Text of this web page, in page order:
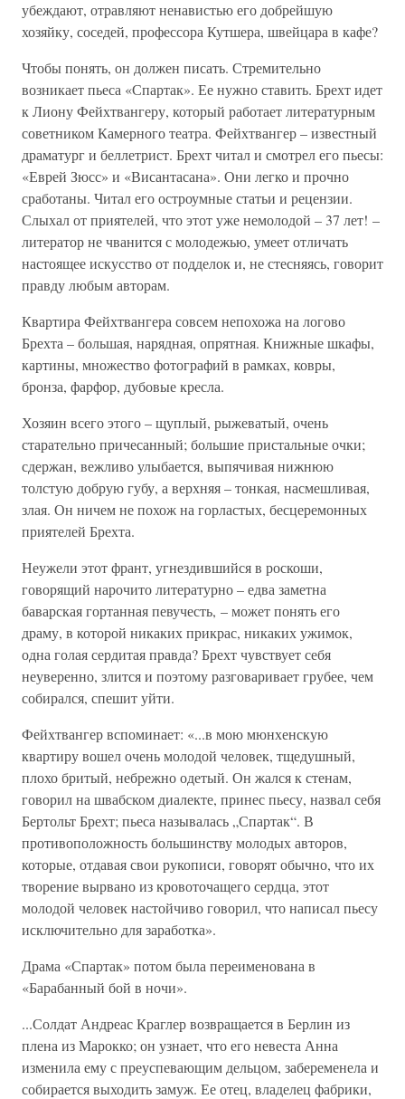
убеждают, отравляют ненавистью его добрейшую
хозяйку, соседей, профессора Кутшера, швейцара в кафе?
Чтобы понять, он должен писать. Стремительно
возникает пьеса «Спартак». Ее нужно ставить. Брехт идет
к Лиону Фейхтвангеру, который работает литературным
советником Камерного театра. Фейхтвангер – известный
драматург и беллетрист. Брехт читал и смотрел его пьесы:
«Еврей Зюсс» и «Висантасана». Они легко и прочно
сработаны. Читал его остроумные статьи и рецензии.
Слыхал от приятелей, что этот уже немолодой – 37 лет! –
литератор не чванится с молодежью, умеет отличать
настоящее искусство от подделок и, не стесняясь, говорит
правду любым авторам.
Квартира Фейхтвангера совсем непохожа на логово
Брехта – большая, нарядная, опрятная. Книжные шкафы,
картины, множество фотографий в рамках, ковры,
бронза, фарфор, дубовые кресла.
Хозяин всего этого – щуплый, рыжеватый, очень
старательно причесанный; большие пристальные очки;
сдержан, вежливо улыбается, выпячивая нижнюю
толстую добрую губу, а верхняя – тонкая, насмешливая,
злая. Он ничем не похож на горластых, бесцеремонных
приятелей Брехта.
Неужели этот франт, угнездившийся в роскоши,
говорящий нарочито литературно – едва заметна
баварская гортанная певучесть, – может понять его
драму, в которой никаких прикрас, никаких ужимок,
одна голая сердитая правда? Брехт чувствует себя
неуверенно, злится и поэтому разговаривает грубее, чем
собирался, спешит уйти.
Фейхтвангер вспоминает: «...в мою мюнхенскую
квартиру вошел очень молодой человек, тщедушный,
плохо бритый, небрежно одетый. Он жался к стенам,
говорил на швабском диалекте, принес пьесу, назвал себя
Бертольт Брехт; пьеса называлась „Спартак“. В
противоположность большинству молодых авторов,
которые, отдавая свои рукописи, говорят обычно, что их
творение вырвано из кровоточащего сердца, этот
молодой человек настойчиво говорил, что написал пьесу
исключительно для заработка».
Драма «Спартак» потом была переименована в
«Барабанный бой в ночи».
...Солдат Андреас Краглер возвращается в Берлин из
плена из Марокко; он узнает, что его невеста Анна
изменила ему с преуспевающим дельцом, забеременела и
собирается выходить замуж. Ее отец, владелец фабрики,